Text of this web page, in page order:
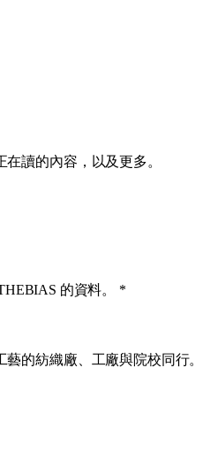
讀的內容，以及更多。
的資料。 *
的紡織廠、工廠與院校同行。